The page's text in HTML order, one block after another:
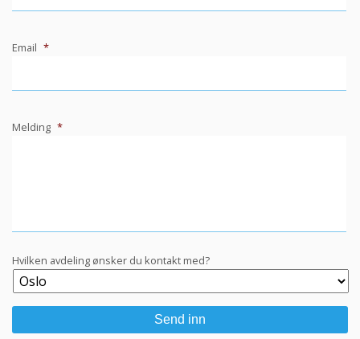
Email *
Melding *
Hvilken avdeling ønsker du kontakt med?